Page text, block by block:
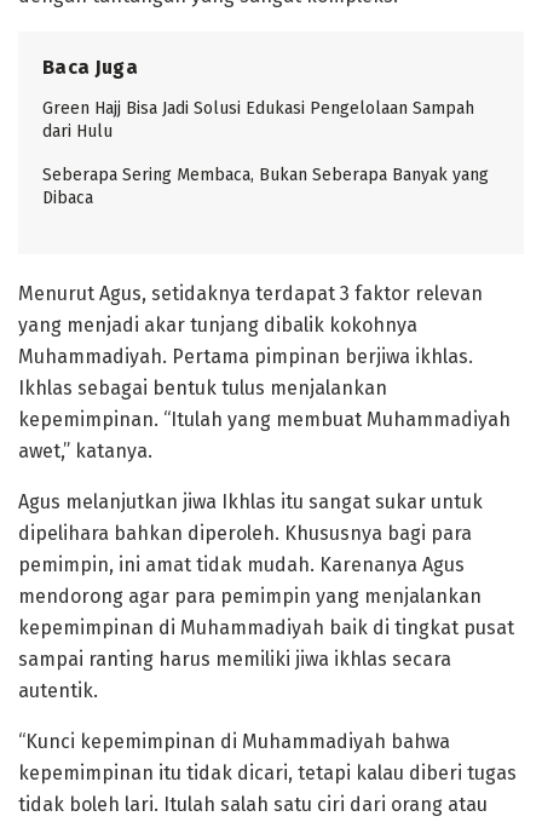
Baca Juga
Green Hajj Bisa Jadi Solusi Edukasi Pengelolaan Sampah
dari Hulu
Seberapa Sering Membaca, Bukan Seberapa Banyak yang
Dibaca
Menurut Agus, setidaknya terdapat 3 faktor relevan
yang menjadi akar tunjang dibalik kokohnya
Muhammadiyah. Pertama pimpinan berjiwa ikhlas.
Ikhlas sebagai bentuk tulus menjalankan
kepemimpinan. “Itulah yang membuat Muhammadiyah
awet,” katanya.
Agus melanjutkan jiwa Ikhlas itu sangat sukar untuk
dipelihara bahkan diperoleh. Khususnya bagi para
pemimpin, ini amat tidak mudah. Karenanya Agus
mendorong agar para pemimpin yang menjalankan
kepemimpinan di Muhammadiyah baik di tingkat pusat
sampai ranting harus memiliki jiwa ikhlas secara
autentik.
“Kunci kepemimpinan di Muhammadiyah bahwa
kepemimpinan itu tidak dicari, tetapi kalau diberi tugas
tidak boleh lari. Itulah salah satu ciri dari orang atau